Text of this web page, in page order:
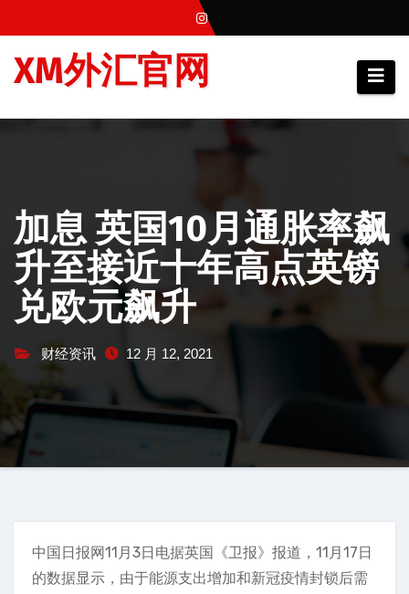
至
XM外汇官网
加息 英国10月通胀率飙
升至接近十年高点英镑
兑欧元飙升
财经资讯 12 月 12, 2021
中国日报网11月3日电据英国《卫报》报道，11月17日
的数据显示，由于能源支出增加和新冠疫情封锁后需